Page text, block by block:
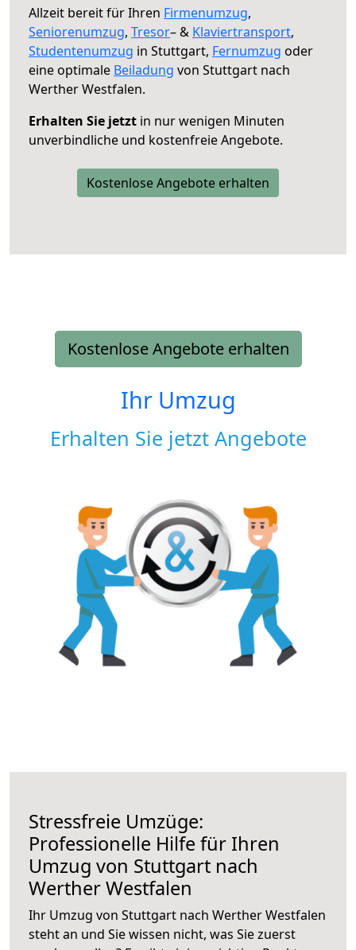
Allzeit bereit für Ihren Firmenumzug,
Seniorenumzug, Tresor– & Klaviertransport,
Studentenumzug in Stuttgart, Fernumzug oder
eine optimale Beiladung von Stuttgart nach
Werther Westfalen.
Erhalten Sie jetzt in nur wenigen Minuten
unverbindliche und kostenfreie Angebote.
Kostenlose Angebote erhalten
Kostenlose Angebote erhalten
Ihr Umzug
Erhalten Sie jetzt Angebote
Stressfreie Umzüge:
Professionelle Hilfe für Ihren
Umzug von Stuttgart nach
Werther Westfalen
Ihr Umzug von Stuttgart nach Werther Westfalen
steht an und Sie wissen nicht, was Sie zuerst